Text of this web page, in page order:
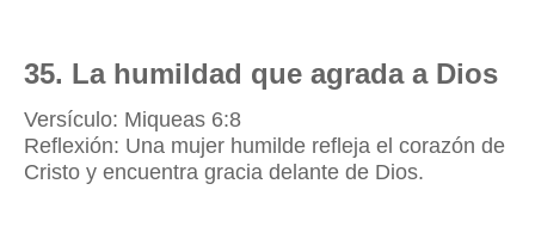
35. La humildad que agrada a Dios
Versículo: Miqueas 6:8
Reflexión: Una mujer humilde refleja el corazón de
Cristo y encuentra gracia delante de Dios.